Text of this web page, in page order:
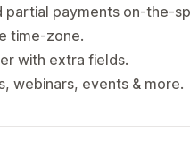
partial payments on-the-
time-zone.
with extra fields.
webinars, events & more.